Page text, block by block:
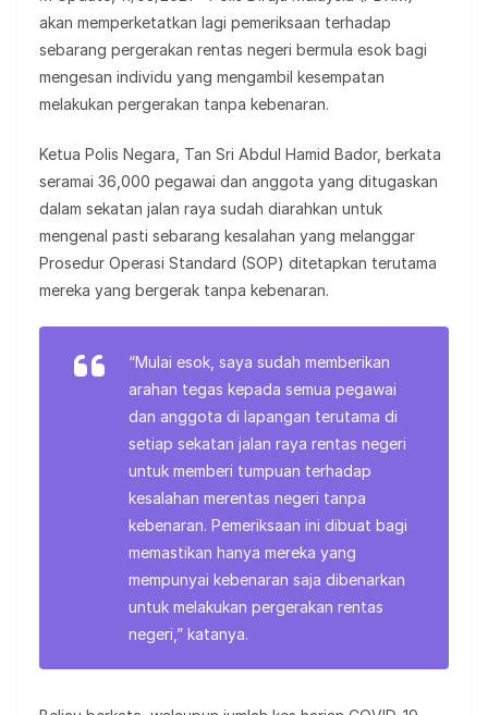
akan memperketatkan lagi pemeriksaan terhadap
sebarang pergerakan rentas negeri bermula esok bagi
mengesan individu yang mengambil kesempatan
melakukan pergerakan tanpa kebenaran.
Ketua Polis Negara, Tan Sri Abdul Hamid Bador, berkata
seramai 36,000 pegawai dan anggota yang ditugaskan
dalam sekatan jalan raya sudah diarahkan untuk
mengenal pasti sebarang kesalahan yang melanggar
Prosedur Operasi Standard (SOP) ditetapkan terutama
mereka yang bergerak tanpa kebenaran.
“Mulai esok, saya sudah memberikan
arahan tegas kepada semua pegawai
dan anggota di lapangan terutama di
setiap sekatan jalan raya rentas negeri
untuk memberi tumpuan terhadap
kesalahan merentas negeri tanpa
kebenaran. Pemeriksaan ini dibuat bagi
memastikan hanya mereka yang
mempunyai kebenaran saja dibenarkan
untuk melakukan pergerakan rentas
negeri,” katanya.